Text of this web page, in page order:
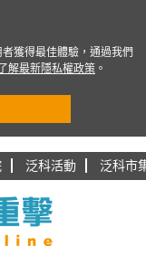
泛科活動 泛科市
獲得最佳體驗，通過我們
了解最新隱私權政策 。